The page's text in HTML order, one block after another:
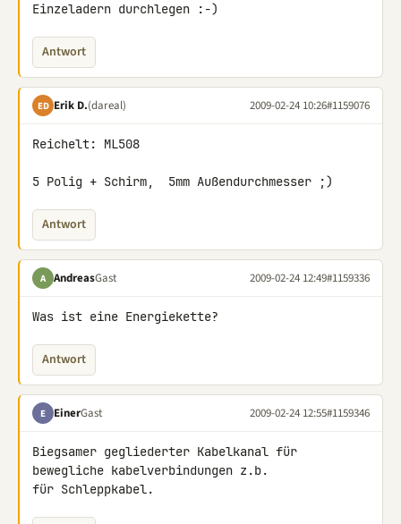
Einzeladern durchlegen :-)
Antwort
ED Erik D.(dareal) 2009-02-24 10:26#1159076
Reichelt: ML508
5 Polig + Schirm,  5mm Außendurchmesser ;)
Antwort
A AndreasGast 2009-02-24 12:49#1159336
Was ist eine Energiekette?
Antwort
E EinerGast 2009-02-24 12:55#1159346
Biegsamer gegliederter Kabelkanal für
bewegliche kabelverbindungen z.b.
für Schleppkabel.